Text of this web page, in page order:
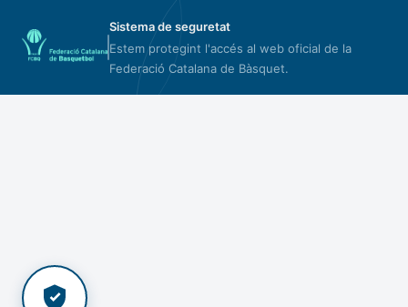
Sistema de seguretat
Estem protegint l'accés al web oficial de la
Federació Catalana de Bàsquet.